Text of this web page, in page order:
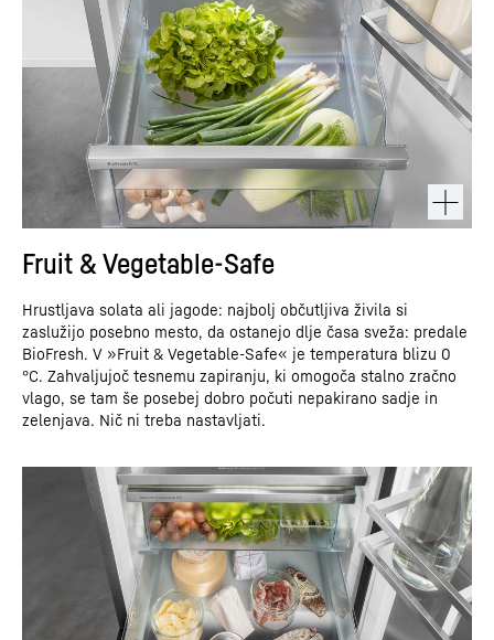
Fruit & Vegetable-Safe
Hrustljava solata ali jagode: najbolj občutljiva živila si
zaslužijo posebno mesto, da ostanejo dlje časa sveža: predale
BioFresh. V »Fruit & Vegetable-Safe« je temperatura blizu 0
°C. Zahvaljujoč tesnemu zapiranju, ki omogoča stalno zračno
vlago, se tam še posebej dobro počuti nepakirano sadje in
zelenjava. Nič ni treba nastavljati.